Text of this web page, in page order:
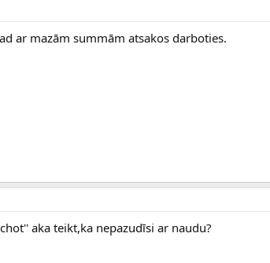
ar mazām summām atsakos darboties.
aka teikt,ka nepazudīsi ar naudu?